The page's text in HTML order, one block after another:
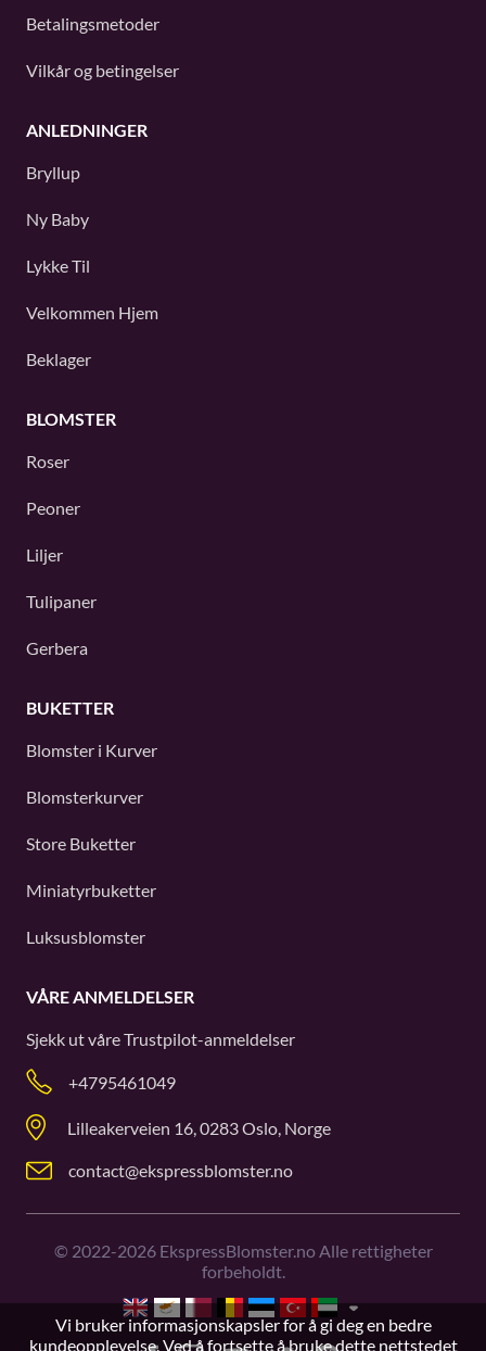
Betalingsmetoder
Vilkår og betingelser
ANLEDNINGER
Bryllup
Ny Baby
Lykke Til
Velkommen Hjem
Beklager
BLOMSTER
Roser
Peoner
Liljer
Tulipaner
Gerbera
BUKETTER
Blomster i Kurver
Blomsterkurver
Store Buketter
Miniatyrbuketter
Luksusblomster
VÅRE ANMELDELSER
Sjekk ut våreTrustpilot-anmeldelser
+4795461049
Lilleakerveien 16, 0283 Oslo, Norge
contact@ekspressblomster.no
© 2022-2026EkspressBlomster.no Alle rettigheter
forbeholdt.
Vi bruker informasjonskapsler for å gi deg en bedre
kundeopplevelse. Ved å fortsette å bruke dette nettstedet